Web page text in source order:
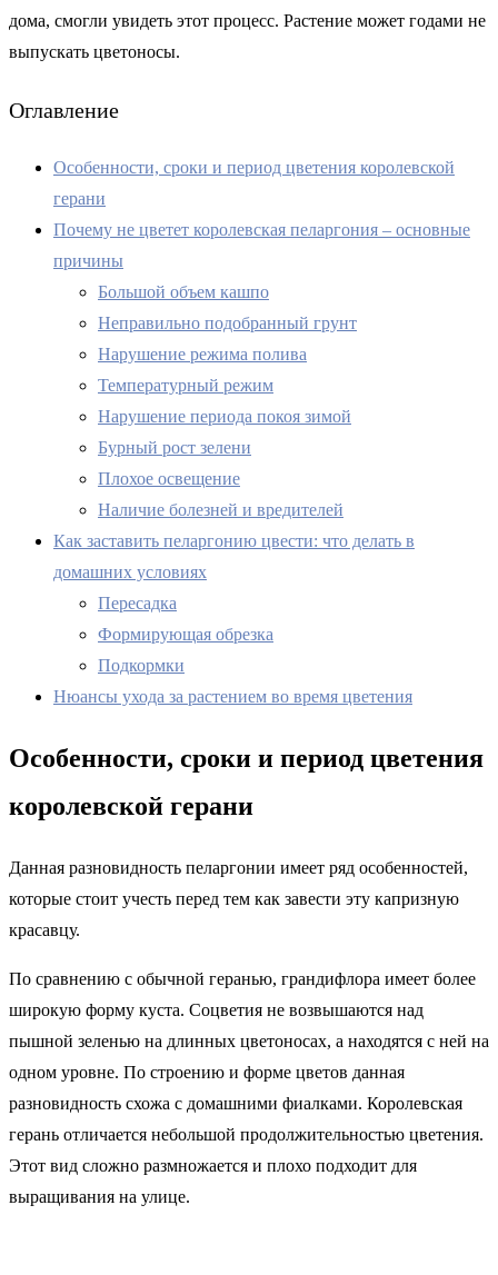
дома, смогли увидеть этот процесс. Растение может годами не
выпускать цветоносы.
Оглавление
Особенности, сроки и период цветения королевской
герани
Почему не цветет королевская пеларгония – основные
причины
Большой объем кашпо
Неправильно подобранный грунт
Нарушение режима полива
Температурный режим
Нарушение периода покоя зимой
Бурный рост зелени
Плохое освещение
Наличие болезней и вредителей
Как заставить пеларгонию цвести: что делать в
домашних условиях
Пересадка
Формирующая обрезка
Подкормки
Нюансы ухода за растением во время цветения
Особенности, сроки и период цветения
королевской герани
Данная разновидность пеларгонии имеет ряд особенностей,
которые стоит учесть перед тем как завести эту капризную
красавцу.
По сравнению с обычной геранью, грандифлора имеет более
широкую форму куста. Соцветия не возвышаются над
пышной зеленью на длинных цветоносах, а находятся с ней на
одном уровне. По строению и форме цветов данная
разновидность схожа с домашними фиалками. Королевская
герань отличается небольшой продолжительностью цветения.
Этот вид сложно размножается и плохо подходит для
выращивания на улице.